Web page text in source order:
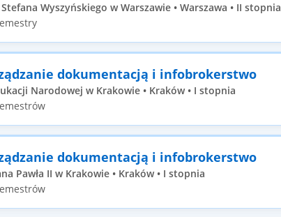
Wyszyńskiego w Warszawie • Warszawa • II stopnia
dokumentacją i infobrokerstwo
Narodowej w Krakowie • Kraków • I stopnia
dokumentacją i infobrokerstwo
Pawła II w Krakowie • Kraków • I stopnia